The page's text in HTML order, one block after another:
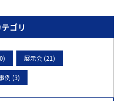
ゴリ
展示会 (21)
例 (3)